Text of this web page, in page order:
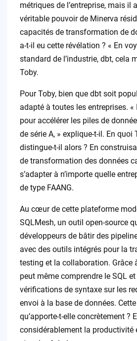
métriques de l’entreprise, mais il
véritable pouvoir de Minerva
capacités de transformation de
a-t-il eu cette révélation ? « En
standard de l’industrie, dbt, cela
Toby.
Pour Toby, bien que dbt soit
adapté à toutes les entreprises. «
pour accélérer les piles de
de série A, » explique-t-il. En quoi
distingue-t-il alors ? En
de transformation des données
s’adapter à n’importe quelle
de type FAANG.
Au cœur de cette plateforme
SQLMesh, un outil open-source
développeurs de bâtir des
avec des outils intégrés pour la
testing et la collaboration. Grâce
peut même comprendre le SQL
vérifications de syntaxe sur les
envoi à la base de données.
qu’apporte-t-elle concrètement ?
considérablement la productivité